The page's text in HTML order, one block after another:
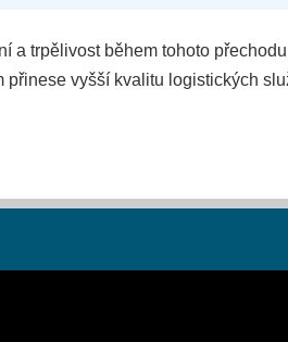
a trpělivost během tohoto
přinese vyšší kvalitu logistických